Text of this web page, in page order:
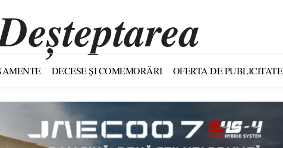
DECESE ȘI COMEMORĂRI OFERTA DE PUBLICITATE